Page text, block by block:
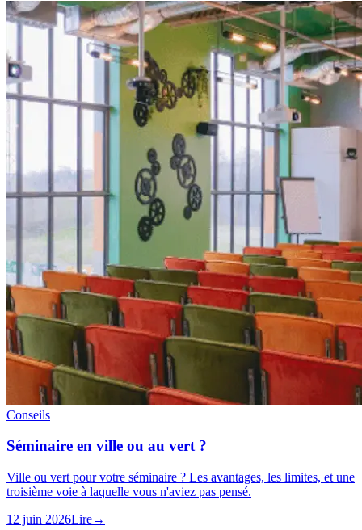
Conseils
Séminaire en ville ou au vert ?
Ville ou vert pour votre séminaire ? Les avantages, les limites, et une
troisième voie à laquelle vous n'aviez pas pensé.
12 juin 2026Lire→